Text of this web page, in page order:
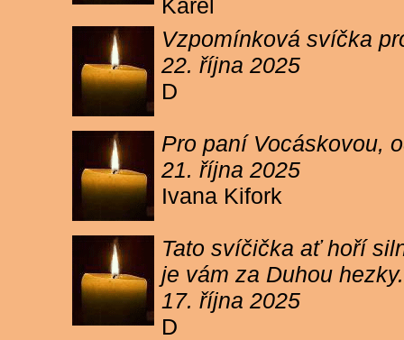
Karel
Vzpomínková svíčka
22. října 2025
D
Pro paní Vocáskovou,
21. října 2025
Ivana Kifork
Tato svíčička ať hoří
je vám za Duhou
17. října 2025
D